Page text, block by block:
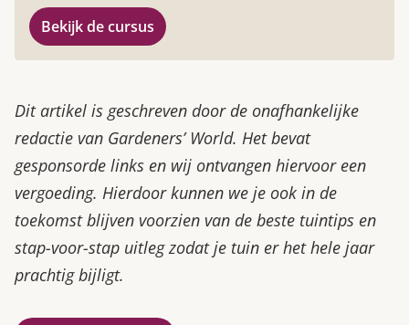
Bekijk de cursus
Dit artikel is geschreven door de onafhankelijke
redactie van Gardeners’ World. Het bevat
gesponsorde links en wij ontvangen hiervoor een
vergoeding. Hierdoor kunnen we je ook in de
toekomst blijven voorzien van de beste tuintips en
stap-voor-stap uitleg zodat je tuin er het hele jaar
prachtig bijligt.